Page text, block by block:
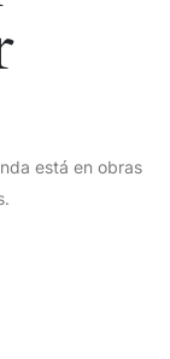
está en obras